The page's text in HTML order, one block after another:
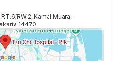
RW.2, Kamal Muara,
14470